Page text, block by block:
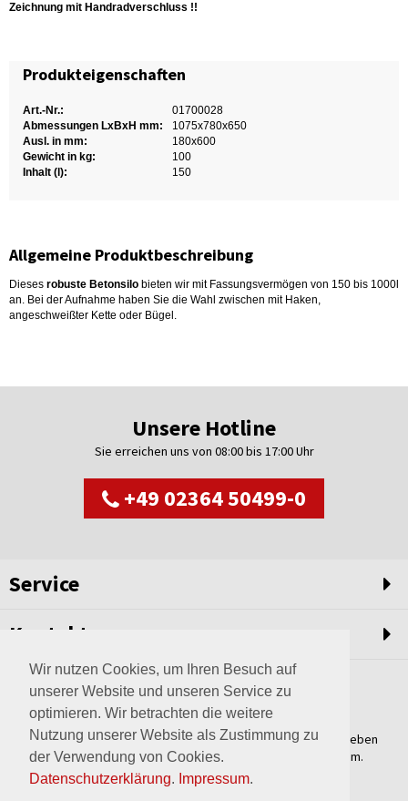
Wir nutzen Cookies, um Ihren Besuch auf
unserer Website und unseren Service zu
optimieren. Wir betrachten die weitere
Nutzung unserer Website als Zustimmung zu
der Verwendung von Cookies.
Datenschutzerklärung. Impressum.
Zeichnung mit Handradverschluss !!
Produkteigenschaften
Art.-Nr.:
01700028
Abmessungen LxBxH mm:
1075x780x650
Ausl. in mm:
180x600
Gewicht in kg:
100
Inhalt (l):
150
Allgemeine Produktbeschreibung
Dieses robuste Betonsilo bieten wir mit Fassungsvermögen von 150 bis 1000l
an. Bei der Aufnahme haben Sie die Wahl zwischen mit Haken,
angeschweißter Kette oder Bügel.
Unsere Hotline
Sie erreichen uns von 08:00 bis 17:00 Uhr
+49 02364 50499-0
Service
Kontakt
Weltweit setzen wir unsere Erfahrungswerte und unser Streben
nach innovativen Lösungen in unvergleichliche Anlagen um.
Erfahren Sie mehr über uns.